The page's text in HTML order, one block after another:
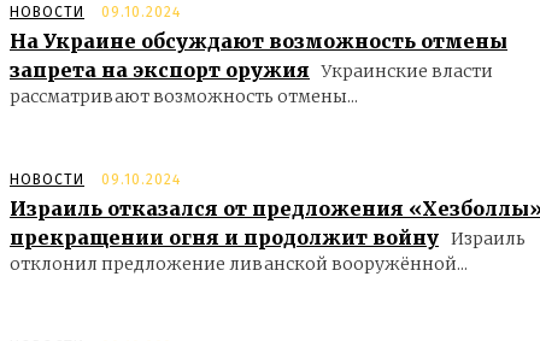
НОВОСТИ 09.10.2024
На Украине обсуждают возможность отмены
запрета на экспорт оружия
Украинские власти
рассматривают возможность отмены...
НОВОСТИ 09.10.2024
Израиль отказался от предложения
прекращении огня и продолжит войну Израиль
отклонил предложение ливанской вооружённой...